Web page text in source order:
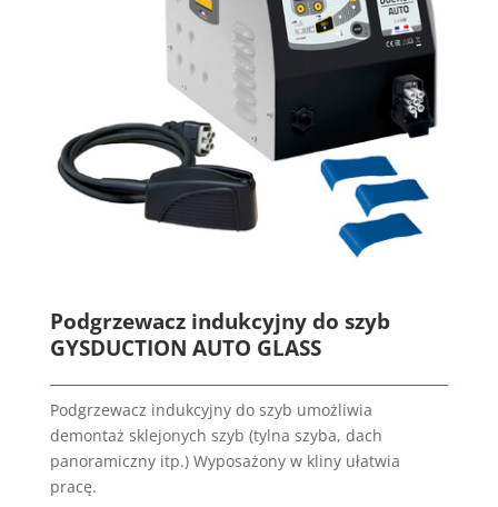
Podgrzewacz indukcyjny do szyb
GYSDUCTION AUTO GLASS
Podgrzewacz indukcyjny do szyb umożliwia
demontaż sklejonych szyb (tylna szyba, dach
panoramiczny itp.) Wyposażony w kliny ułatwia
pracę.